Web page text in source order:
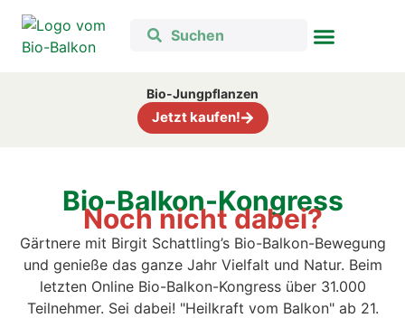
Bio-Jungpflanzen
Jetzt kaufen!
Bio-Balkon-Kongress
Noch nicht dabei?
Gärtnere mit Birgit Schattling’s Bio-Balkon-Bewegung
und genieße das ganze Jahr Vielfalt und Natur. Beim
letzten Online Bio-Balkon-Kongress über 31.000
Teilnehmer. Sei dabei! "Heilkraft vom Balkon" ab 21.